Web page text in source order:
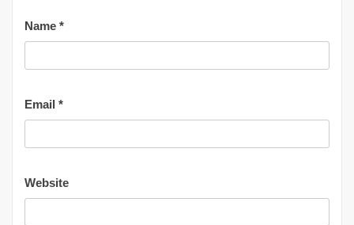
Name *
Email *
Website